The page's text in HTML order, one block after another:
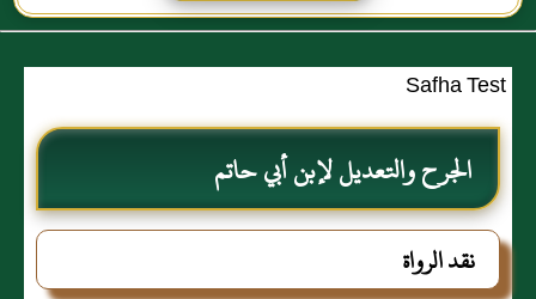
Safha Test
الجرح والتعديل لإبن أبي حاتم
نقد الرواة